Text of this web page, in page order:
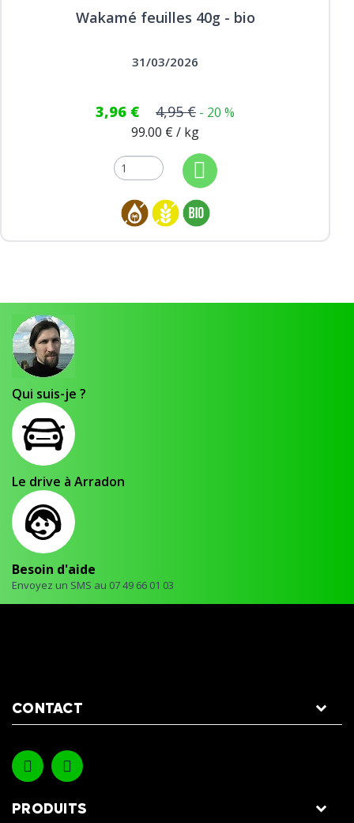
Wakamé feuilles 40g - bio
31/03/2026
3,96 € 4,95 € - 20 %
99.00 € / kg
Qui suis-je ?
Le drive à Arradon
Besoin d'aide
Envoyez un SMS au 07 49 66 01 03
CONTACT
PRODUITS